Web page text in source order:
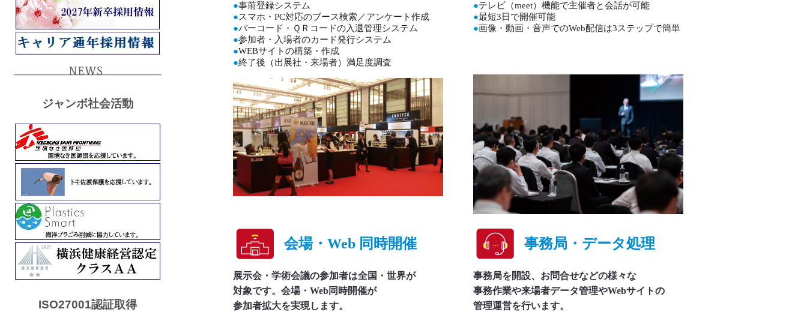
●事前登録システム
●スマホ・PC対応のブース検索／アンケート作成
●バーコード・ＱＲコードの入退管理システム
●参加者・入場者のカード発行システム
●WEBサイトの構築・作成
●終了後（出展社・来場者）満足度調査
●テレビ（meet）機能で主催者と会話が可能
●最短3日で開催可能
●画像・動画・音声でのWeb配信は3ステップで簡単
会場・Web 同時開催
展示会・学術会議の参加者は全国・世界が
対象です。会場・Web同時開催が
参加者拡大を実現します。
事務局・データ処理
事務局を開設、お問合せなどの様々な
事務作業や来場者データ管理やWebサイトの
管理運営を行います。
ジャンボ社会活動
ISO27001認証取得